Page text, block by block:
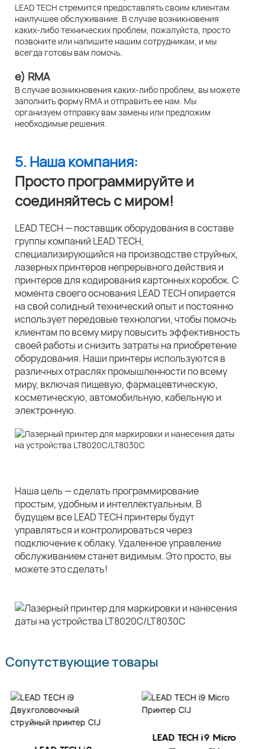
LEAD TECH стремится предоставлять своим клиентам
наилучшее обслуживание. В случае возникновения
каких-либо технических проблем, пожалуйста, просто
позвоните или напишите нашим сотрудникам, и мы
всегда готовы вам помочь.
e) RMA
В случае возникновения каких-либо проблем, вы можете
заполнить форму RMA и отправить ее нам. Мы
организуем отправку вам замены или предложим
необходимые решения.
5. Наша компания:
Просто программируйте и
соединяйтесь с миром!
LEAD TECH — поставщик оборудования в составе
группы компаний LEAD TECH,
специализирующийся на производстве струйных,
лазерных принтеров непрерывного действия и
принтеров для кодирования картонных коробок. С
момента своего основания LEAD TECH опирается
на свой солидный технический опыт и постоянно
использует передовые технологии, чтобы помочь
клиентам по всему миру повысить эффективность
своей работы и снизить затраты на приобретение
оборудования. Наши принтеры используются в
различных отраслях промышленности по всему
миру, включая пищевую, фармацевтическую,
косметическую, автомобильную, кабельную и
электронную.
Наша цель — сделать программирование
простым, удобным и интеллектуальным. В
будущем все LEAD TECH принтеры будут
управляться и контролироваться через
подключение к облаку. Удаленное управление
обслуживанием станет видимым. Это просто, вы
можете это сделать!
Сопутствующие товары
LEAD TECH i9 Micro